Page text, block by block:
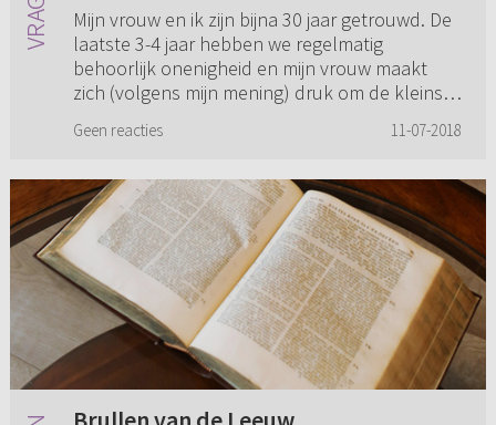
Mijn vrouw en ik zijn bijna 30 jaar getrouwd. De
laatste 3-4 jaar hebben we regelmatig
behoorlijk onenigheid en mijn vrouw maakt
zich (volgens mijn mening) druk om de kleinste
Geen reacties 11-07-2018